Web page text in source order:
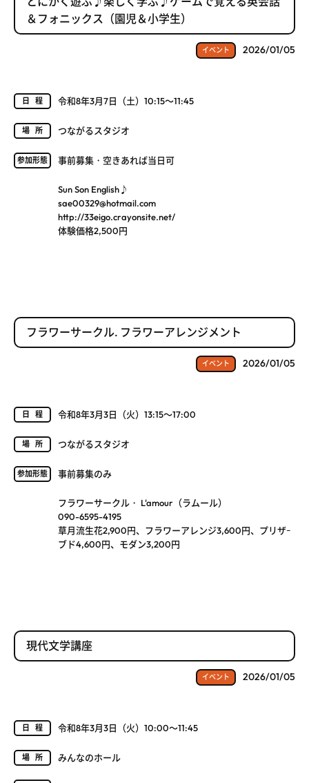
＆フォニックス（園児＆小学生）
イベント 2026/01/05
日程 令和8年3月7日（土）10:15～11:45
場所 つながるスタジオ
参加形態 事前募集・空きあれば当日可
Sun Son English♪
sae00329@hotmail.com
http://33eigo.crayonsite.net/
体験価格2,500円
フラワーサークル. フラワーアレンジメント
イベント 2026/01/05
日程 令和8年3月3日（火）13:15～17:00
場所 つながるスタジオ
参加形態 事前募集のみ
フラワーサークル・ L'amour（ラムール）
090-6595-4195
草月流生花2,900円、フラワーアレンジ3,600円、プリザｰ
ブド4,600円、モダン3,200円
現代文学講座
イベント 2026/01/05
日程 令和8年3月3日（火）10:00～11:45
場所 みんなのホール